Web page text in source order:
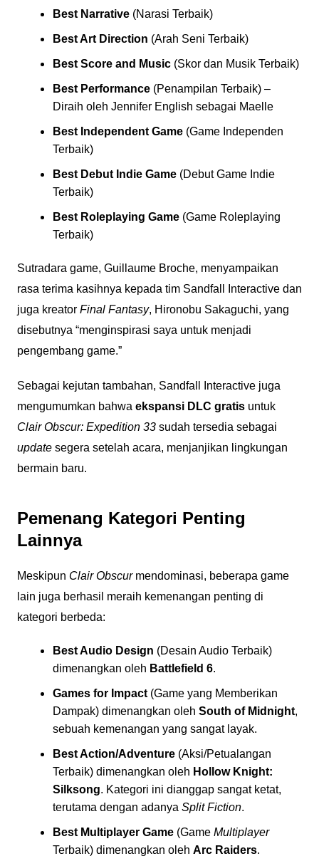
Best Narrative(Narasi Terbaik)
Best Art Direction (Arah Seni Terbaik)
Best Score and Music(Skor dan Musik Terbaik)
Best Performance(Penampilan Terbaik) –
Diraih oleh Jennifer English sebagai Maelle
Best Independent Game(Game Independen
Terbaik)
Best Debut Indie Game(Debut Game Indie
Terbaik)
Best Roleplaying Game(Game Roleplaying
Terbaik)
Sutradara game, Guillaume Broche, menyampaikan
rasa terima kasihnya kepada tim Sandfall Interactive dan
juga kreator Final Fantasy, Hironobu Sakaguchi, yang
disebutnya “menginspirasi saya untuk menjadi
pengembang game.”
Sebagai kejutan tambahan, Sandfall Interactive juga
mengumumkan bahwa ekspansi DLC gratisuntuk
Clair Obscur: Expedition 33sudah tersedia sebagai
updatesegera setelah acara, menjanjikan lingkungan
bermain baru.
Pemenang Kategori Penting
Lainnya
Meskipun Clair Obscurmendominasi, beberapa game
lain juga berhasil meraih kemenangan penting di
kategori berbeda:
Best Audio Design (Desain Audio Terbaik)
dimenangkan oleh Battlefield 6.
Games for Impact(Game yang Memberikan
Dampak) dimenangkan oleh South of Midnight,
sebuah kemenangan yang sangat layak.
Best Action/Adventure(Aksi/Petualangan
Terbaik) dimenangkan oleh Hollow Knight:
Silksong. Kategori ini dianggap sangat ketat,
terutama dengan adanya Split Fiction.
Best Multiplayer Game(Game Multiplayer
Terbaik) dimenangkan oleh Arc Raiders.